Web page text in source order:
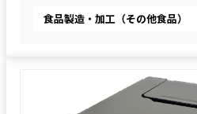
食品製造・加工（その他食品）